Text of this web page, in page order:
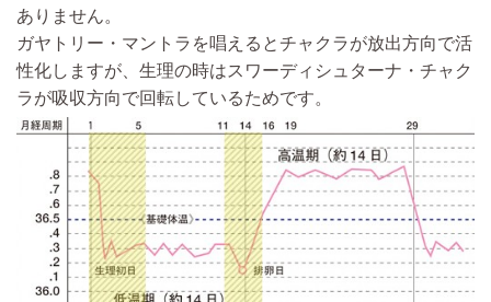
ありません。
ガヤトリー・マントラを唱えるとチャクラが放出方向で活
性化しますが、生理の時はスワーディシュターナ・チャク
ラが吸収方向で回転しているためです。